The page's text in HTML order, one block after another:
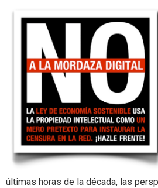
últimas horas de la década, las